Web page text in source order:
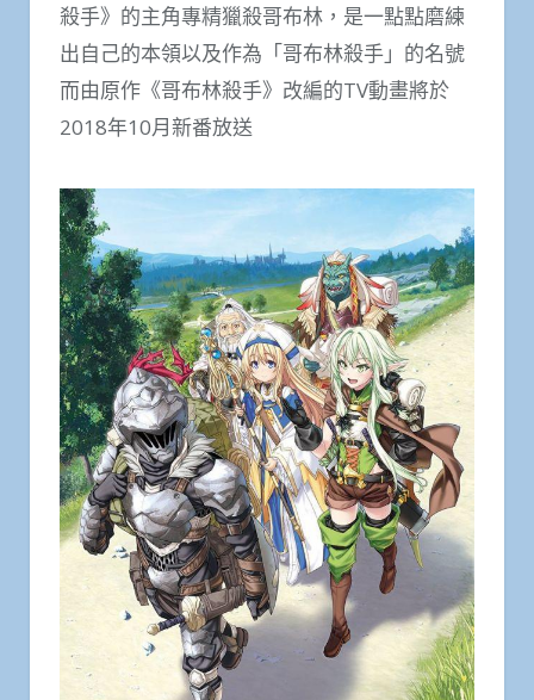
殺手》的主角專精獵殺哥布林，是一點點磨練
出自己的本領以及作為「哥布林殺手」的名號
而由原作《哥布林殺手》改編的TV動畫將於
2018年10月新番放送